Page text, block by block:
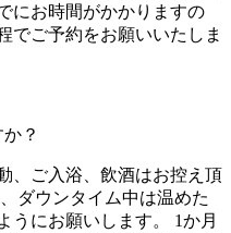
にお時間がかかりますの
でご予約をお願いいたしま
？
、ご入浴、飲酒はお控え頂
ダウンタイム中は温めた
うにお願いします。 1か月